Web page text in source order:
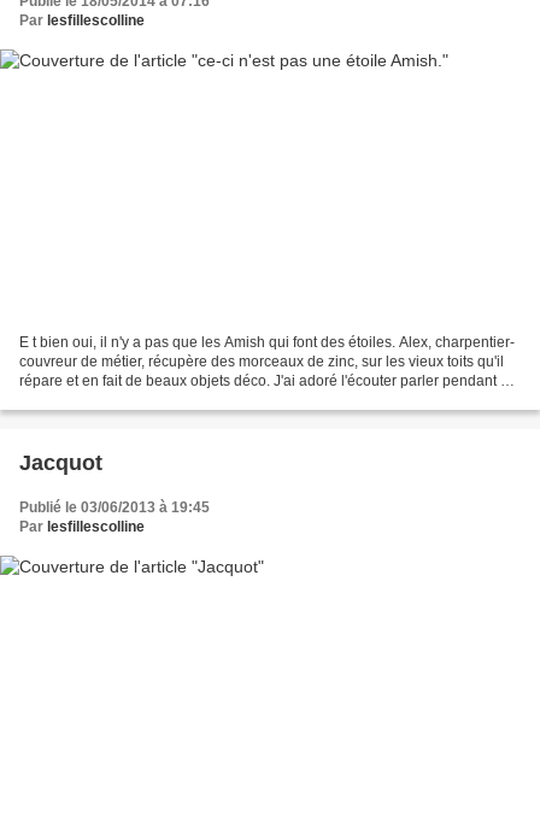
Par lesfillescolline
E t bien oui, il n'y a pas que les Amish qui font des étoiles. Alex, charpentier-
couvreur de métier, récupère des morceaux de zinc, sur les vieux toits qu'il
répare et en fait de beaux objets déco. J'ai adoré l'écouter parler pendant un
Jacquot
Publié le 03/06/2013 à 19:45
Par lesfillescolline